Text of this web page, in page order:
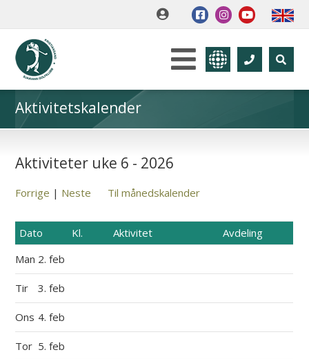
Aktivitetskalender
Aktiviteter uke 6 - 2026
Forrige | Neste Til månedskalender
Dato Kl. Aktivitet
Avdeling
Man 2. feb
Tir 3. feb
Ons 4. feb
Tor 5. feb